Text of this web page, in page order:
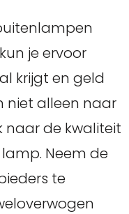
je ervoor
krijgt en geld
niet alleen naar
naar de kwaliteit
Neem de
te